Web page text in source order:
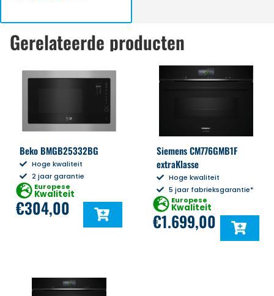
Gerelateerde producten
Beko BMGB25332BG
Hoge kwaliteit
2 jaar garantie
Europese
Kwaliteit
€304,00
Siemens CM776GMB1F
extraKlasse
Hoge kwaliteit
5 jaar fabrieksgarantie*
Europese
Kwaliteit
€1.699,00